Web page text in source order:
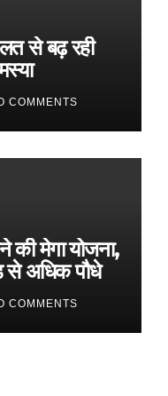
से बढ़ रही
COMMENTS
की मेगा योजना,
से अधिक पौधे
COMMENTS